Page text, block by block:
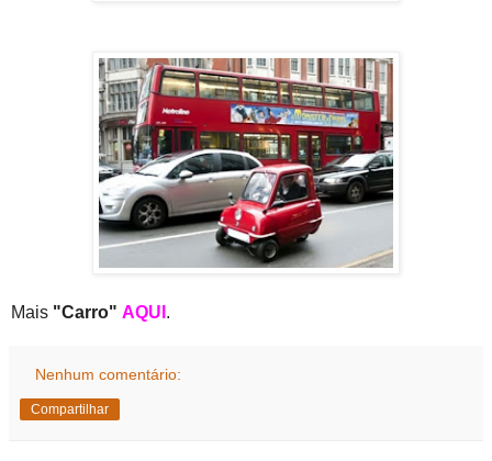
Mais "Carro" AQUI .
Nenhum comentário:
Compartilhar